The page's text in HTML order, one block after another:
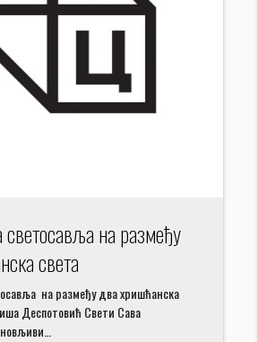
светосавља на размеђу
света
на размеђу два хришћанска
Деспотовић Свети Сава